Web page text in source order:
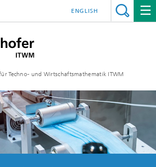
Techno- und Wirtschaftsmathematik ITWM
ENGLISH